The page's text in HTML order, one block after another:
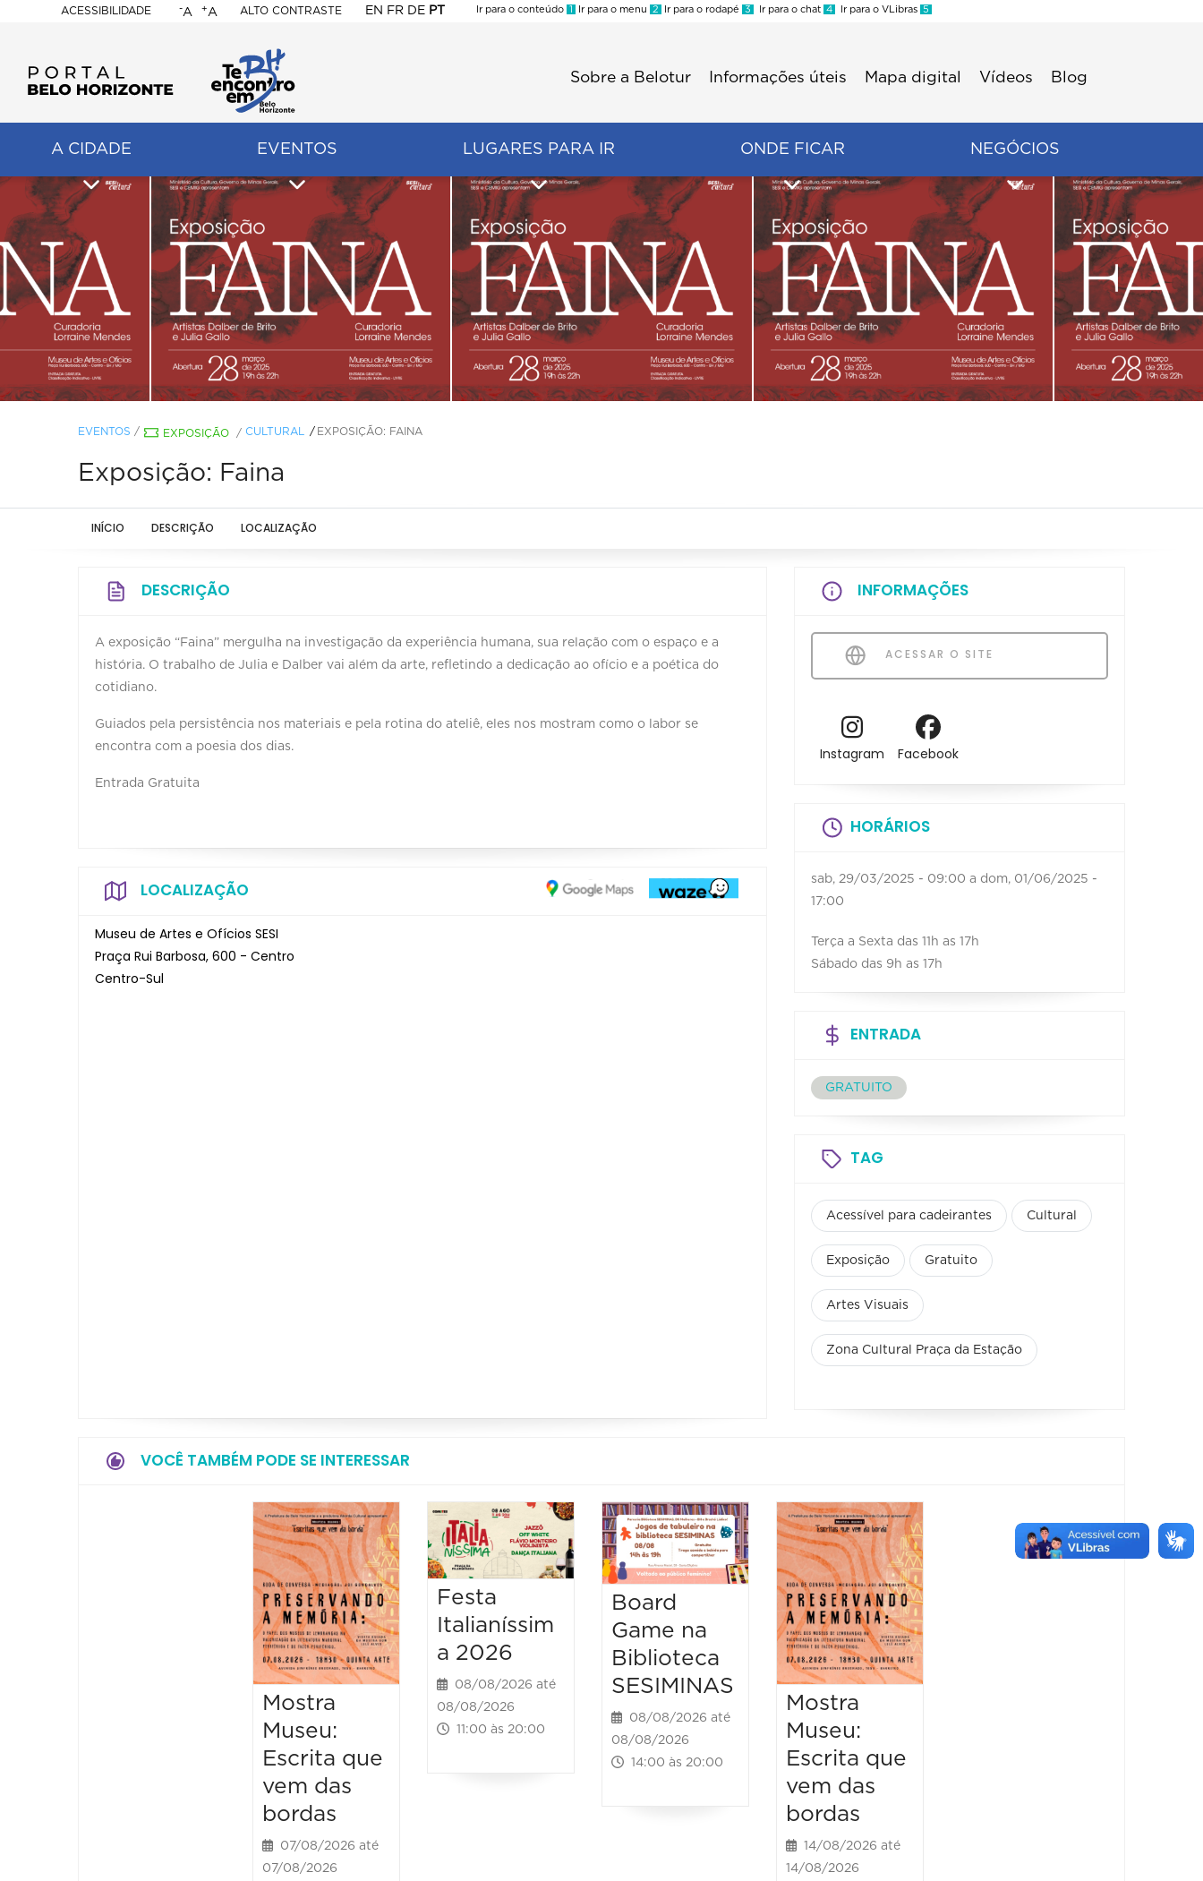
ACESSIBILIDADE
BELO
HORIZONTE
-A +A ALTO CONTRASTE EN FR DE PT
Ir para o conteúdo 1 Ir para o menu 2 Ir para o rodapé 3 Ir para o chat 4 Ir para o VLibras 5
Sobre a Belotur Informações úteis Mapa digital Vídeos Blog
A CIDADE EVENTOS LUGARES PARA IR ONDE FICAR NEGÓCIOS
EVENTOS / EXPOSIÇÃO / CULTURAL EXPOSIÇÃO: FAINA
Exposição: Faina
INÍCIO DESCRIÇÃO LOCALIZAÇÃO
DESCRIÇÃO
A exposição “Faina” mergulha na investigação da experiência humana, sua relação com o espaço e a
história. O trabalho de Julia e Dalber vai além da arte, refletindo a dedicação ao ofício e a poética do
cotidiano.
Guiados pela persistência nos materiais e pela rotina do ateliê, eles nos mostram como o labor se
encontra com a poesia dos dias.
Entrada Gratuita
LOCALIZAÇÃO
Museu de Artes e Ofícios SESI
Praça Rui Barbosa, 600 - Centro
Centro-Sul
INFORMAÇÕES
ACESSAR O SITE
Instagram Facebook
HORÁRIOS
sab, 29/03/2025 - 09:00 a dom, 01/06/2025 -
17:00
Terça a Sexta das 11h as 17h
Sábado das 9h as 17h
ENTRADA
GRATUITO
TAG
Acessível para cadeirantes Cultural
Exposição Gratuito
Artes Visuais
Zona Cultural Praça da Estação
VOCÊ TAMBÉM PODE SE INTERESSAR
Mostra
Museu:
Escrita que
vem das
bordas
07/08/2026 até
07/08/2026
Festa
Italianíssim
a 2026
08/08/2026 até
08/08/2026
11:00 às 20:00
Board
Game na
Biblioteca
SESIMINAS
08/08/2026 até
08/08/2026
14:00 às 20:00
Mostra
Museu:
Escrita que
vem das
bordas
14/08/2026 até
14/08/2026
Encantaria